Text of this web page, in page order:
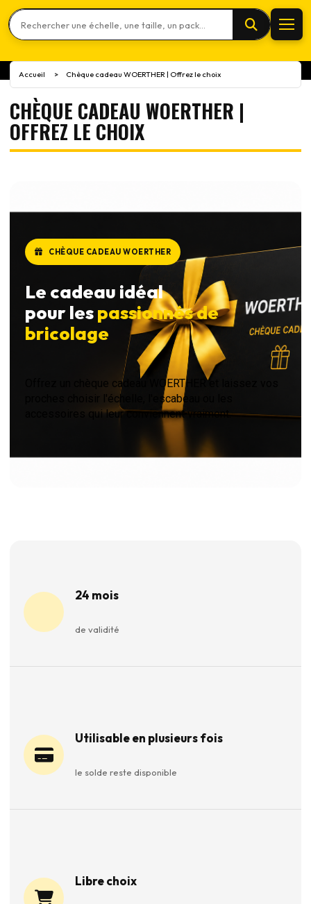
Rechercher un produit
Accueil > Chèque cadeau WOERTHER | Offrez le choix
CHÈQUE CADEAU WOERTHER |
OFFREZ LE CHOIX
CHÈQUE CADEAU WOERTHER
Le cadeau idéal
pour lespassionnés de
bricolage
Offrez un chèque cadeau WOERTHER et laissez vos
proches choisir l'échelle, l'escabeau ou les
accessoires qui leur conviennent vraiment.
24 mois
de validité
Utilisable en plusieurs fois
le solde reste disponible
Libre choix